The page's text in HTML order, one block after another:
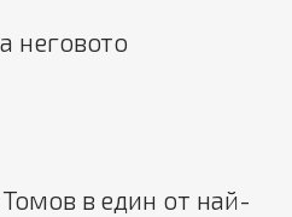
неговото
в един от най-